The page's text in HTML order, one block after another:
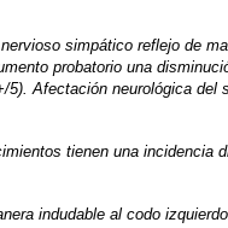
simpático reflejo de
probatorio una
Afectación neurológica del
tienen una incidencia
indudable al codo izquierdo.